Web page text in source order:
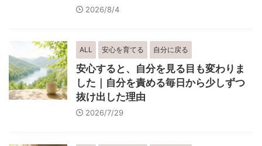
2026/8/4
ALL 安心を育てる 自分に戻る
安心すると、自分を見る目も変わりま
した｜自分を責める毎日から少しずつ
抜け出した理由
2026/7/29